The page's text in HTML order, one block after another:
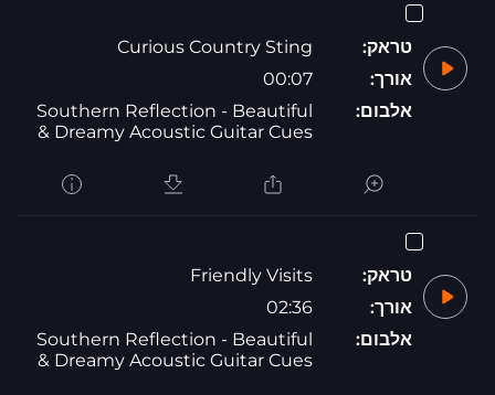
טראק:
Curious Country Sting
אורך:
00:07
אלבום:
Southern Reflection - Beautiful
& Dreamy Acoustic Guitar Cues
טראק:
Friendly Visits
אורך:
02:36
אלבום:
Southern Reflection - Beautiful
& Dreamy Acoustic Guitar Cues